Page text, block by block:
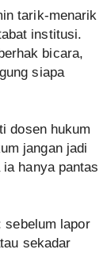
tarik-menarik
institusi.
bicara,
siapa
dosen hukum
jangan jadi
hanya pantas
sebelum lapor
sekadar